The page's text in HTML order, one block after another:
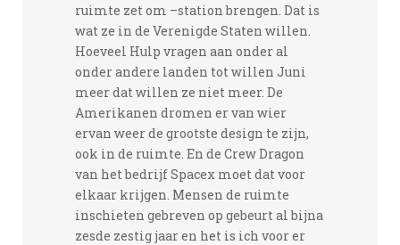
ruimte zet om –station brengen. Dat is
wat ze in de Verenigde Staten willen.
Hoeveel Hulp vragen aan onder al
onder andere landen tot willen Juni
meer dat willen ze niet meer. De
Amerikanen dromen er van wier
ervan weer de grootste design te zijn,
ook in de ruimte. En de Crew Dragon
van het bedrijf Spacex moet dat voor
elkaar krijgen. Mensen de ruimte
inschieten gebreven op gebeurt al bijna
zesde zestig jaar en het is ich voor er